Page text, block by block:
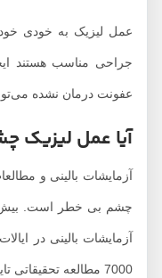
عمل لیزیک به خودی خود هیچ
جراحی مناسب هستند ایجاد
عفونت درمان نشده می‌تواند
آیا عمل لیزیک
آزمایشات بالینی و مطالعات
آزمایشات بالینی در ایالات
7000 مطالعه تحقیقاتی